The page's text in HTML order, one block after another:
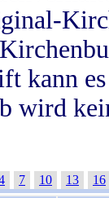
kann
wird
7 10 13
16